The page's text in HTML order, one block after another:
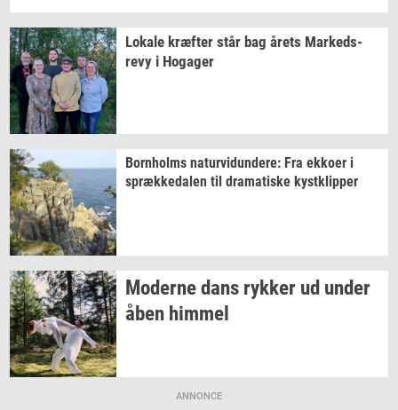
Lo­ka­le kræf­ter står bag årets Mar­keds­
revy i Ho­ga­ger
Born­holms na­tur­vi­dun­de­re: Fra ek­ko­er i
spræk­ke­da­len til dra­ma­ti­ske kyst­klip­per
Mo­der­ne dans ryk­ker ud under
åben him­mel
ANNONCE